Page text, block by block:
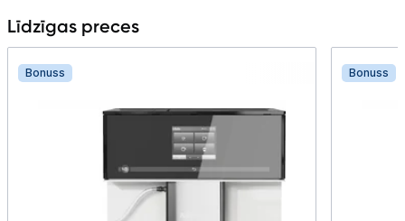
Līdzīgas preces
Bonuss Bonuss